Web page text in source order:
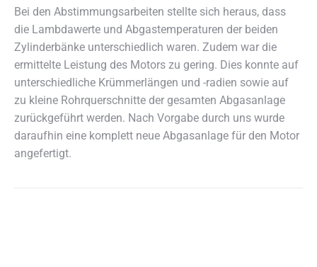
Bei den Abstimmungsarbeiten stellte sich heraus, dass
die Lambdawerte und Abgastemperaturen der beiden
Zylinderbänke unterschiedlich waren. Zudem war die
ermittelte Leistung des Motors zu gering. Dies konnte auf
unterschiedliche Krümmerlängen und -radien sowie auf
zu kleine Rohrquerschnitte der gesamten Abgasanlage
zurückgeführt werden. Nach Vorgabe durch uns wurde
daraufhin eine komplett neue Abgasanlage für den Motor
angefertigt.